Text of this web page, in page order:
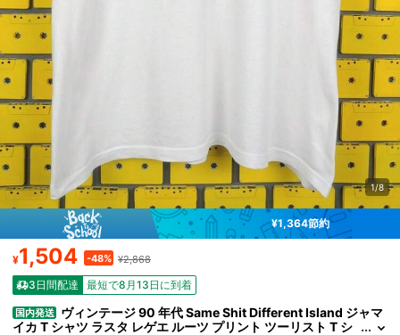
1/8
¥1,364節約
¥1,504 -48% ¥2,868
3日間配達 最短で8月13日に到着
国内発送 ヴィンテージ 90 年代 Same Shit Different Island ジャマ
イカ T シャツ ラスタ レゲエ ルーツ プリント ツーリスト T シ